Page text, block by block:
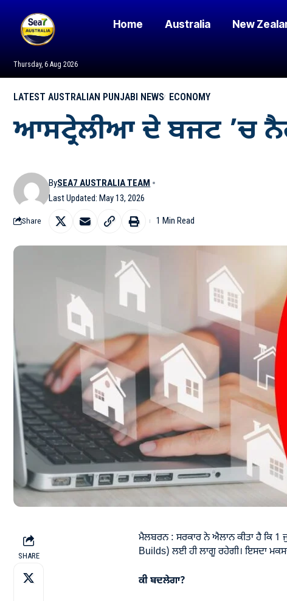
Thursday, 6 Aug 2026
Home Australia New
LATEST AUSTRALIAN PUNJABI NEWS ECONOMY
ਆਸਟ੍ਰੇਲੀਆ ਦੇ ਬਜਟ ’ਚ
Last Updated: May 13, 2026
BySEA7 AUSTRALIA TEAM
Share 1 Min Read
SHARE
ਮੈਲਬਰਨ : ਸਰਕਾਰ ਨੇ ਐਲਾਨ ਕੀਤਾ ਹੈ ਕਿ
Builds) ਲਈ ਹੀ ਲਾਗੂ ਰਹੇਗੀ। ਇਸਦਾ
ਕੀ ਬਦਲੇਗਾ?